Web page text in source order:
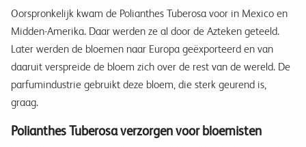
Oorspronkelijk kwam de Polianthes Tuberosa voor in Mexico en
Midden-Amerika. Daar werden ze al door de Azteken geteeld.
Later werden de bloemen naar Europa geëxporteerd en van
daaruit verspreide de bloem zich over de rest van de wereld. De
parfumindustrie gebruikt deze bloem, die sterk geurend is,
graag.
Polianthes Tuberosa verzorgen voor bloemisten